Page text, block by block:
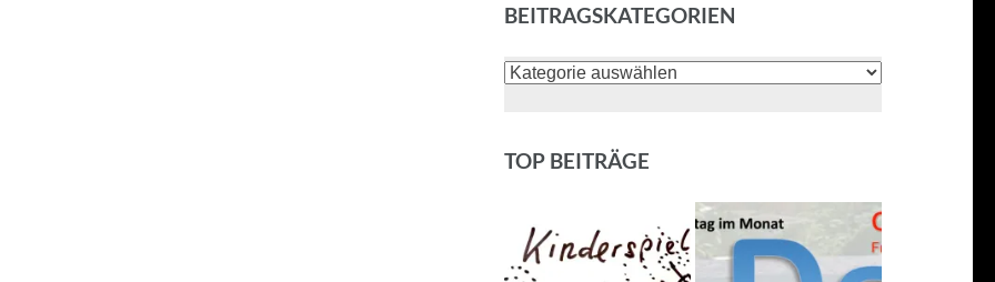
BEITRAGSKATEGORIEN
Beitragskategorien
TOP BEITRÄGE